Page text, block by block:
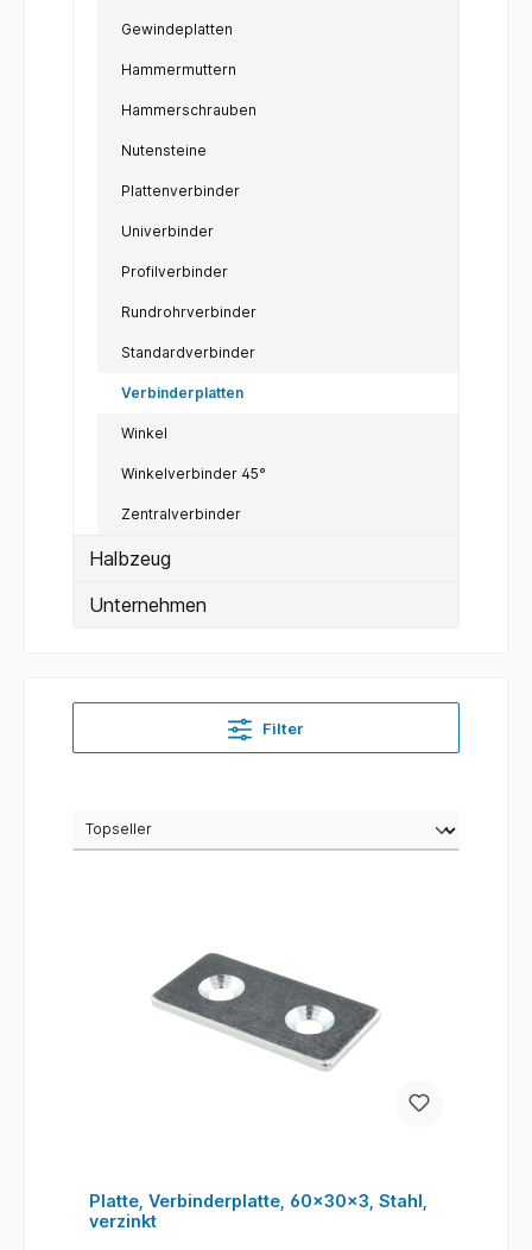
Gewindeplatten
Hammermuttern
Hammerschrauben
Nutensteine
Plattenverbinder
Univerbinder
Profilverbinder
Rundrohrverbinder
Standardverbinder
Verbinderplatten
Winkel
Winkelverbinder 45°
Zentralverbinder
Halbzeug
Unternehmen
Filter
Platte, Verbinderplatte, 60x30x3, Stahl,
verzinkt